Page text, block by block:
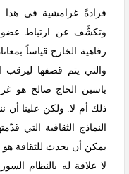
فرادةً غرامشية في هذا
وتكشَّف عن ارتباط
رفاهية الخارج قياساً
والتي يتم قصفها
ياسين الحاج صالح هو
ذلك أم لا. ولكن علينا أن
النماذج الثقافية التي
يمكن أن يحدث للثقافة هو
لا علاقة له بالنظام